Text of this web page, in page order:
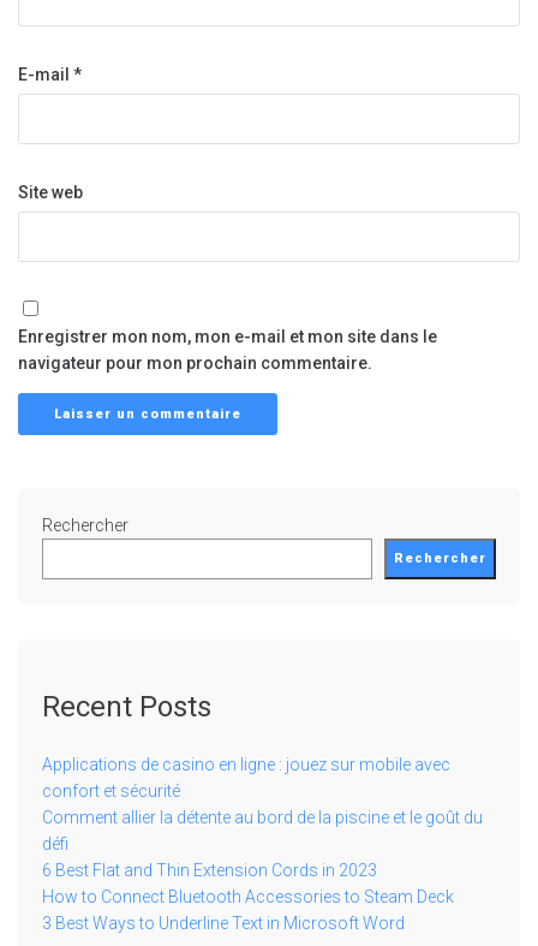
E-mail *
Site web
Enregistrer mon nom, mon e-mail et mon site dans le
navigateur pour mon prochain commentaire.
Rechercher
Rechercher
Recent Posts
Applications de casino en ligne : jouez sur mobile avec
confort et sécurité
Comment allier la détente au bord de la piscine et le goût du
défi
6 Best Flat and Thin Extension Cords in 2023
How to Connect Bluetooth Accessories to Steam Deck
3 Best Ways to Underline Text in Microsoft Word